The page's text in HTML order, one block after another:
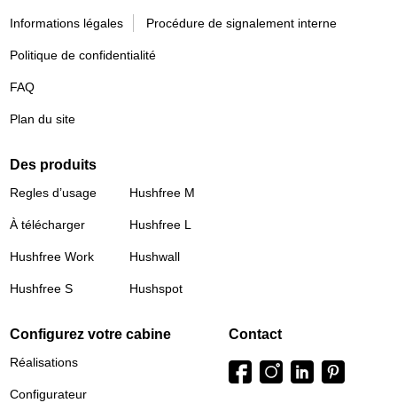
Informations légales Procédure de signalement interne
Politique de confidentialité
FAQ
Plan du site
Des produits
Regles d’usage
À télécharger
Hushfree Work
Hushfree S
Hushfree M
Hushfree L
Hushwall
Hushspot
Configurez votre cabine
Réalisations
Configurateur
Contact